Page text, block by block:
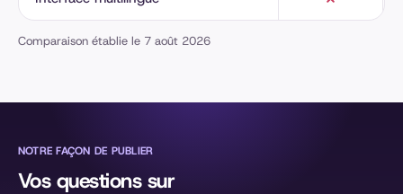
Comparaison établie le 7 août 2026
NOTRE FAÇON DE PUBLIER
Vos questions sur